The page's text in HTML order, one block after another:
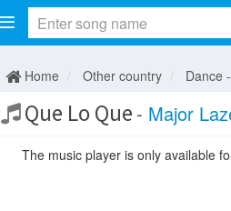
Home Other country Dance
Que Lo Que - Major
The music player is only available